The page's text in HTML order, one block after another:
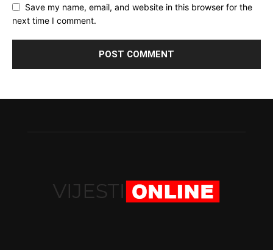
Save my name, email, and website in this browser for the
next time I comment.